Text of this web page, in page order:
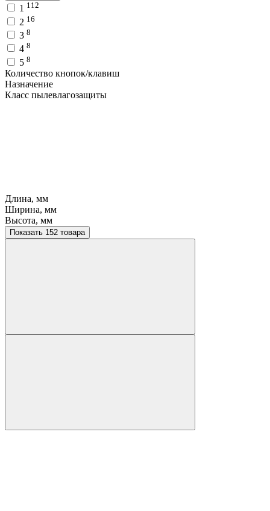
1 112
2 16
3 8
4 8
5 8
Количество кнопок/клавиш
Назначение
Класс пылевлагозащиты
Длина, мм
Ширина, мм
Высота, мм
Показать 152 товара